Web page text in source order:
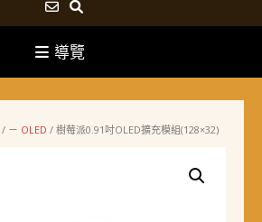
導覽
/ － OLED / 樹莓派0.91吋OLED擴充模組(128×32)